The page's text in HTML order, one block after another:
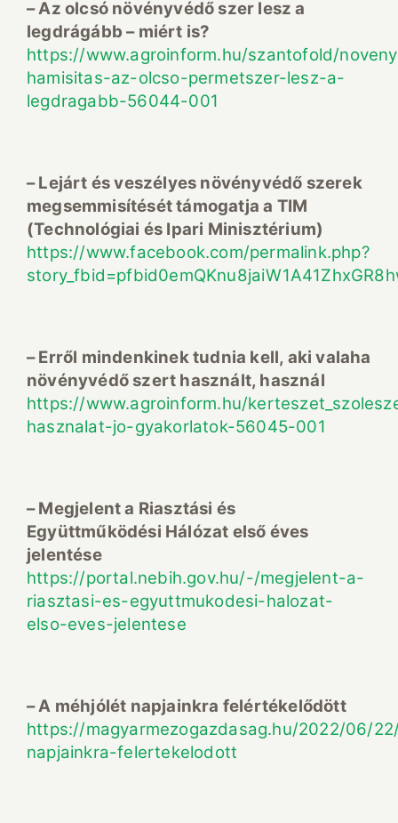
– Az olcsó növényvédő szer lesz a
legdrágább – miért is?
https://www.agroinform.hu/szantofold/
hamisitas-az-olcso-permetszer-lesz-a-
legdragabb-56044-001
– Lejárt és veszélyes növényvédő szerek
megsemmisítését támogatja a TIM
(Technológiai és Ipari Minisztérium)
https://www.facebook.com/permalink.php?
– Erről mindenkinek tudnia kell, aki valaha
növényvédő szert használt, használ
https://www.agroinform.hu/
hasznalat-jo-gyakorlatok-56045-001
– Megjelent a Riasztási és
Együttműködési Hálózat első éves
jelentése
https://portal.nebih.gov.hu/-/megjelent-a-
riasztasi-es-egyuttmukodesi-halozat-
elso-eves-jelentese
– A méhjólét napjainkra felértékelődött
https://magyarmezogazdasag.hu/2022/06/
napjainkra-felertekelodott